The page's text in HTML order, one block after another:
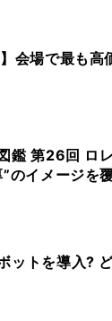
会場で最も
鑑 第26回 ロ
のイメージを
ットを導入?